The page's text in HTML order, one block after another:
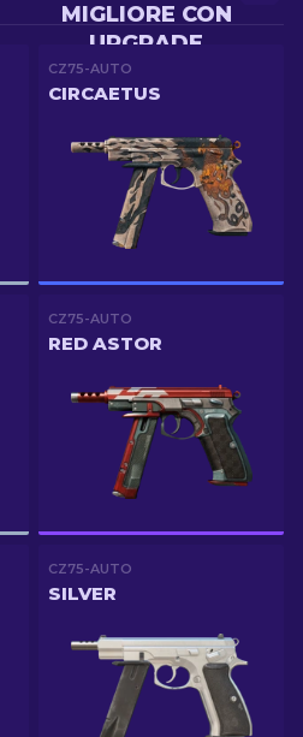
MIGLIORE CON
UPGRADE
CZ75-AUTO
CIRCAETUS
CZ75-AUTO
RED ASTOR
CZ75-AUTO
SILVER